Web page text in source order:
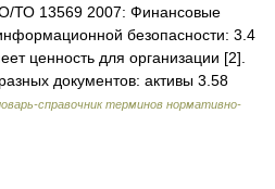
ТО 13569 2007: Финансовые
безопасности: 3.4
ценность для организации [2].
документов: активы 3.58
справочник терминов нормативно-